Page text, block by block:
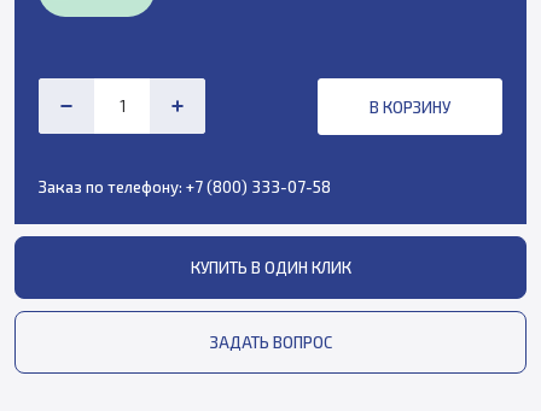
В КОРЗИНУ
Заказ по телефону: +7 (800) 333-07-58
КУПИТЬ В ОДИН КЛИК
ЗАДАТЬ ВОПРОС